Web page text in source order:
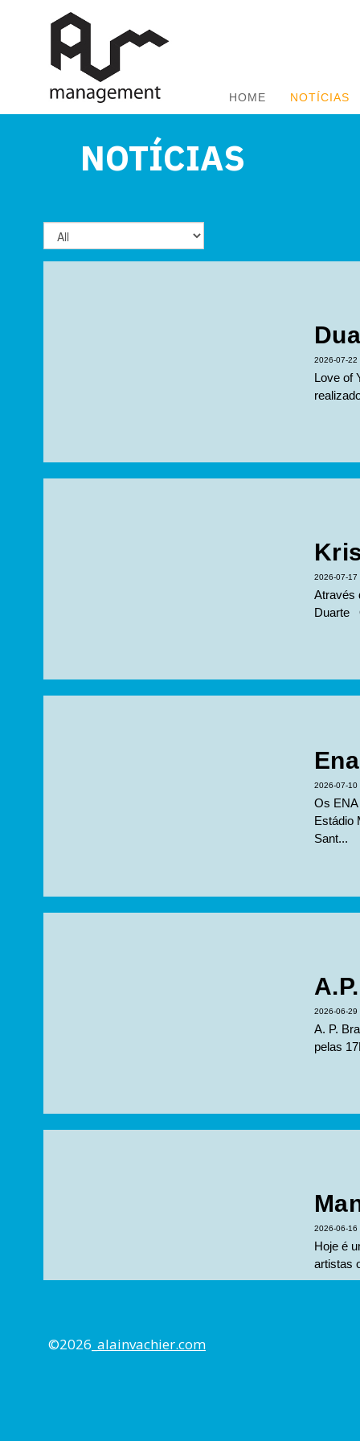
HOME NOTÍCIAS
2026-07-22
Love of
2026-07-17
Através
Duarte
2026-07-10
Os
Estádio
Sant...
2026-06-29
A. P.
pelas
2026-06-16
Hoje é
artistas
NOTÍCIAS
©2026_ alainvachier.com